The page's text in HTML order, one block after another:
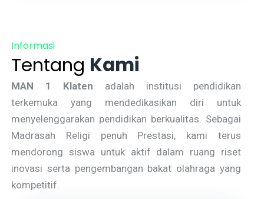
Informasi
Tentang Kami
MAN 1 Klaten adalah institusi pendidikan
terkemuka yang mendedikasikan diri untuk
menyelenggarakan pendidikan berkualitas. Sebagai
Madrasah Religi penuh Prestasi, kami terus
mendorong siswa untuk aktif dalam ruang riset
inovasi serta pengembangan bakat olahraga yang
kompetitif.